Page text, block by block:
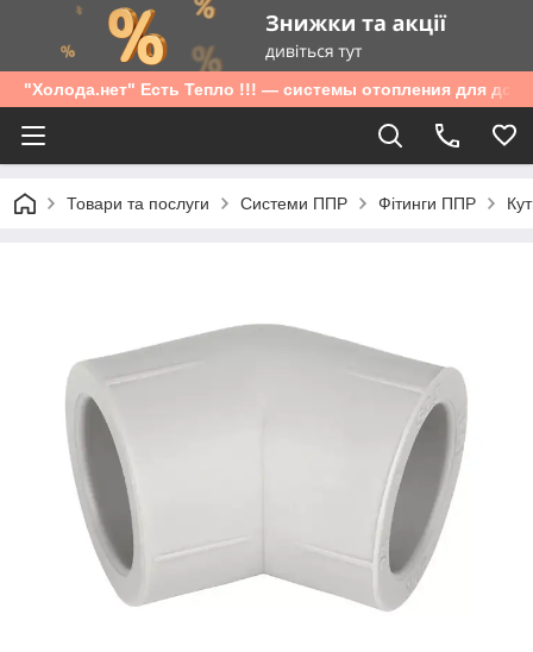
"Холода.нет" Есть Тепло !!! — системы отопления для дома
Товари та послуги Системи ППР Фітинги ППР